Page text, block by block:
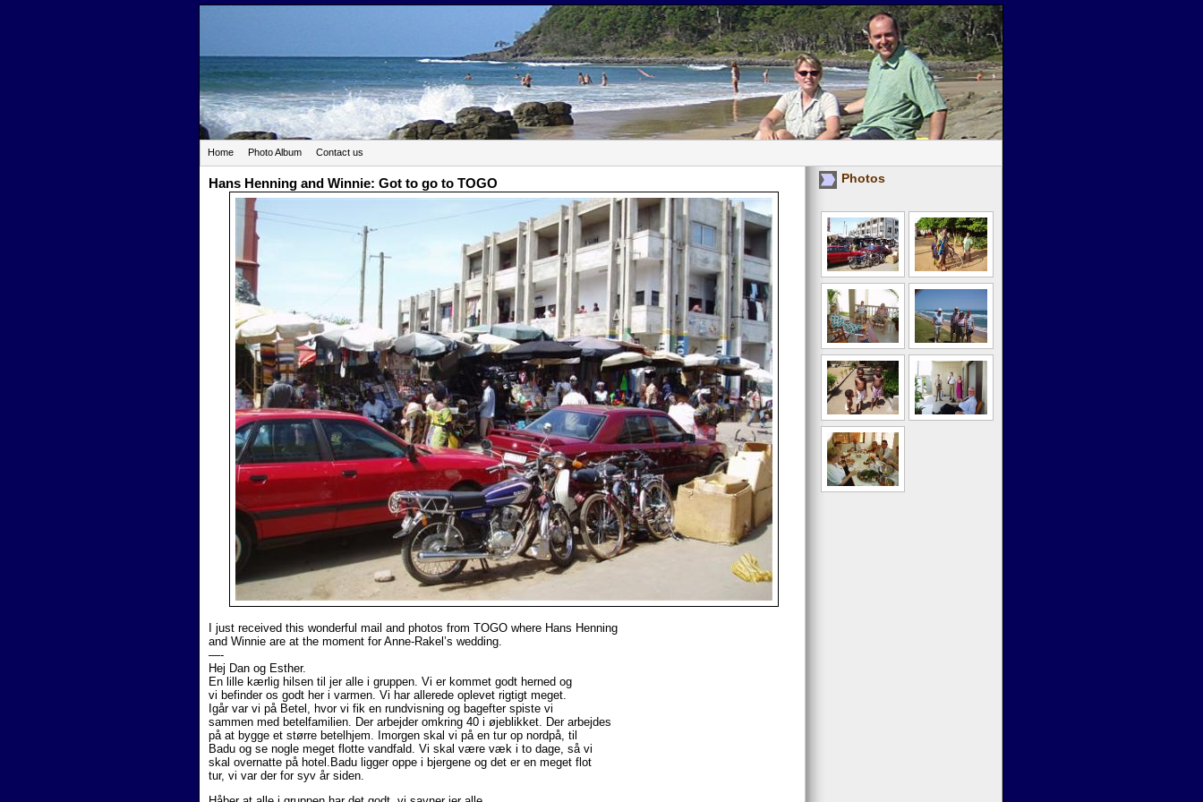
Home Photo Album Contact us
Hans Henning and Winnie: Got to go to TOGO
I just received this wonderful mail and photos from TOGO where Hans Henning
and Winnie are at the moment for Anne-Rakel’s wedding.
—-
Hej Dan og Esther.
En lille kærlig hilsen til jer alle i gruppen. Vi er kommet godt herned og
vi befinder os godt her i varmen. Vi har allerede oplevet rigtigt meget.
Igår var vi på Betel, hvor vi fik en rundvisning og bagefter spiste vi
sammen med betelfamilien. Der arbejder omkring 40 i øjeblikket. Der arbejdes
på at bygge et større betelhjem. Imorgen skal vi på en tur op nordpå, til
Badu og se nogle meget flotte vandfald. Vi skal være væk i to dage, så vi
skal overnatte på hotel.Badu ligger oppe i bjergene og det er en meget flot
tur, vi var der for syv år siden.
Photos